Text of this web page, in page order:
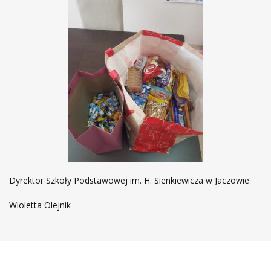
Dyrektor Szkoły Podstawowej im. H. Sienkiewicza w Jaczowie
Wioletta Olejnik